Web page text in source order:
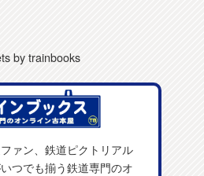
by trainbooks
ァン、鉄道ピクトリアル
つでも揃う鉄道専門のオ